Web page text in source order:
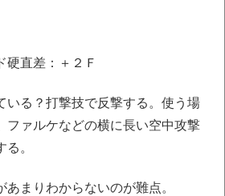
直差：＋２Ｆ
いる？打撃技で反撃する。使う場
ファルケなどの横に長い空中攻撃
。
まりわからないのが難点。